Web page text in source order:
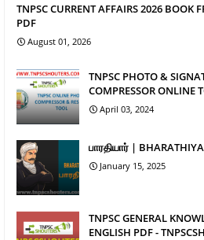
TNPSC CURRENT AFFAIRS 2026 BOOK
PDF
August 01, 2026
TNPSC PHOTO &
COMPRESSOR ONLINE
April 03, 2024
பாரதியார் |
January 15, 2025
TNPSC GENERAL
ENGLISH PDF -